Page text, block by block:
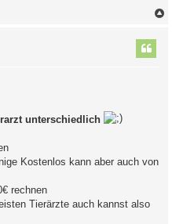
unterschiedlich
Kostenlos kann aber auch von
rechnen
Tierärzte auch kannst also